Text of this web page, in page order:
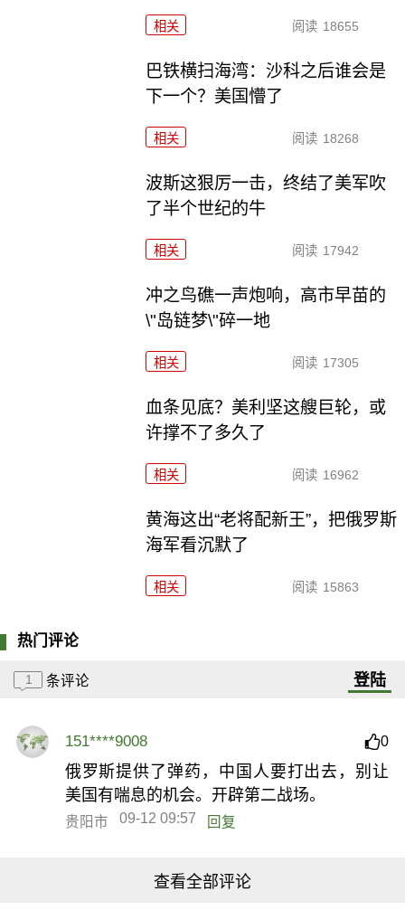
相关 阅读 18655
巴铁横扫海湾：沙科之后谁会是
下一个？美国懵了
相关 阅读 18268
波斯这狠厉一击，终结了美军吹
了半个世纪的牛
相关 阅读 17942
冲之鸟礁一声炮响，高市早苗的
\"岛链梦\"碎一地
相关 阅读 17305
血条见底？美利坚这艘巨轮，或
许撑不了多久了
相关 阅读 16962
黄海这出“老将配新王”，把俄罗斯
海军看沉默了
相关 阅读 15863
热门评论
1 条评论 登陆
151****9008 0
俄罗斯提供了弹药，中国人要打出去，别让
美国有喘息的机会。开辟第二战场。
贵阳市 09-12 09:57 回复
查看全部评论